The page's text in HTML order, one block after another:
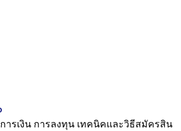
ารเงิน การลงทุน เทคนิคและวิธีสมัครสิน